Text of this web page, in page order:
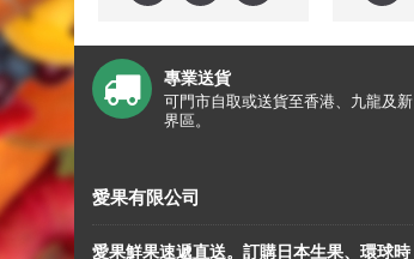
專業送貨
可門市自取或送貨至香港、九龍及新
界區。
愛果有限公司
愛果鮮果速遞直送。訂購日本生果、 環球時